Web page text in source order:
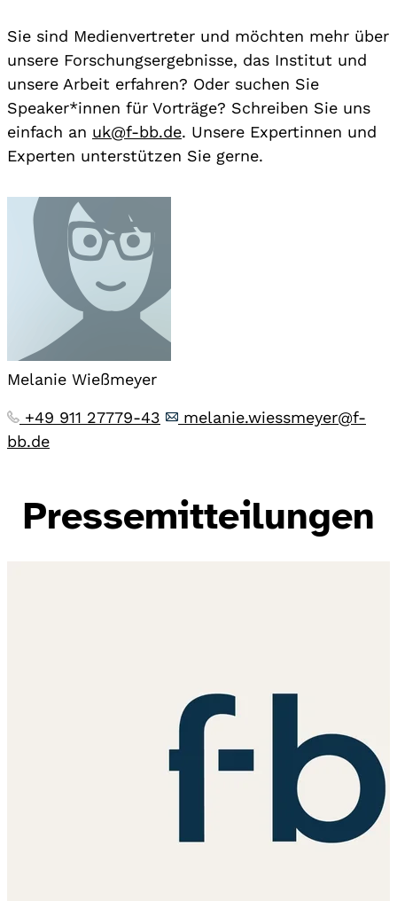
Sie sind Medienvertreter und möchten mehr über
unsere Forschungsergebnisse, das Institut und
unsere Arbeit erfahren? Oder suchen Sie
Speaker*innen für Vorträge? Schreiben Sie uns
einfach an uk@f-bb.de. Unsere Expertinnen und
Experten unterstützen Sie gerne.
Melanie Wießmeyer
+49 911 27779-43
melanie.wiessmeyer@f-
bb.de
Pressemitteilungen